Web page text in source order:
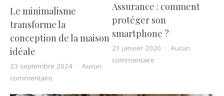
Le minimalisme
transforme la
conception de la maison
idéale
23 septembre 2024
Aucun
commentaire
Assurance : comment
protéger son
smartphone ?
21 janvier 2020
Aucun
commentaire